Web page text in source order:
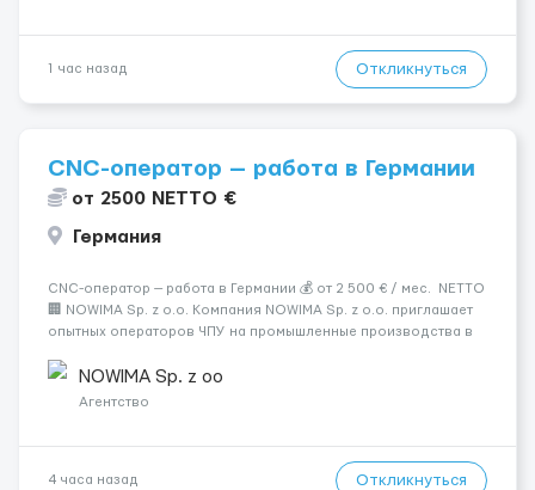
1 час назад Откликнуться
CNC-оператор — работа в Германии
от 2500 NETTO €
Германия
CNC-оператор — работа в Германии 💰 от 2 500 € / мес. NETTO
🏢 NOWIMA Sp. z o.o. Компания NOWIMA Sp. z o.o. приглашает
опытных операторов ЧПУ на промышленные производства в
Проживание, оформление и билеты — за счёт компани...
NOWIMA Sp. z oo
Агентство
4 часа назад Откликнуться